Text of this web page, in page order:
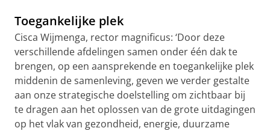
Toegankelijke plek
Cisca Wijmenga, rector magnificus: ‘Door deze
verschillende afdelingen samen onder één dak te
brengen, op een aansprekende en toegankelijke plek
middenin de samenleving, geven we verder gestalte
aan onze strategische doelstelling om zichtbaar bij
te dragen aan het oplossen van de grote uitdagingen
op het vlak van gezondheid, energie, duurzame